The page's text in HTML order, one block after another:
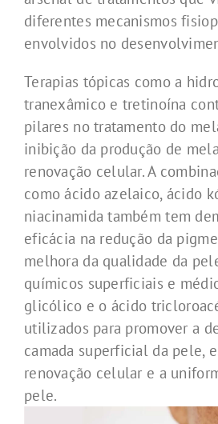
diferentes mecanismos
envolvidos no
Terapias tópicas como a
tranexâmico e tretinoína
pilares no tratamento do
inibição da produção de
renovação celular. A
como ácido azelaico, ácido
niacinamida também tem
eficácia na redução da
melhora da qualidade da
químicos superficiais e
glicólico e o ácido
utilizados para promover a
camada superficial da pele,
renovação celular e a
pele.